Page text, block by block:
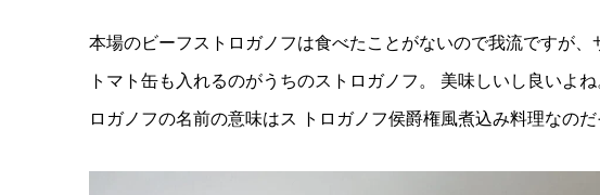
本場のビーフストロガノフは食べたことがないので我流ですが、
トマト缶も入れるのがうちのストロガノフ。 美味しいし良いよ
ロガノフの名前の意味はス トロガノフ侯爵権風煮込み料理なの